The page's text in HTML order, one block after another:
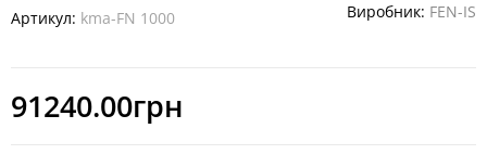
Артикул: kma-FN 1000 Виробник: FEN-IS
91240.00грн